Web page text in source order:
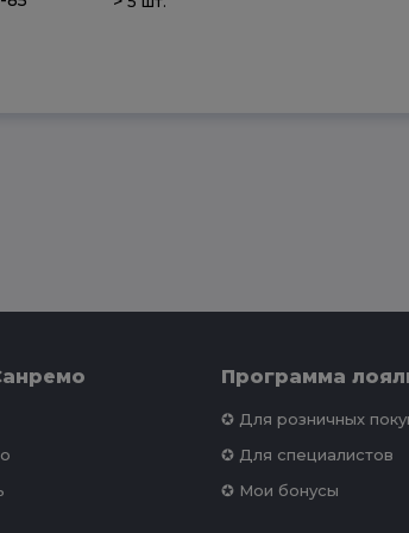
Программа
✪ Для розничных
✪ Для специалистов
✪ Мои бонусы